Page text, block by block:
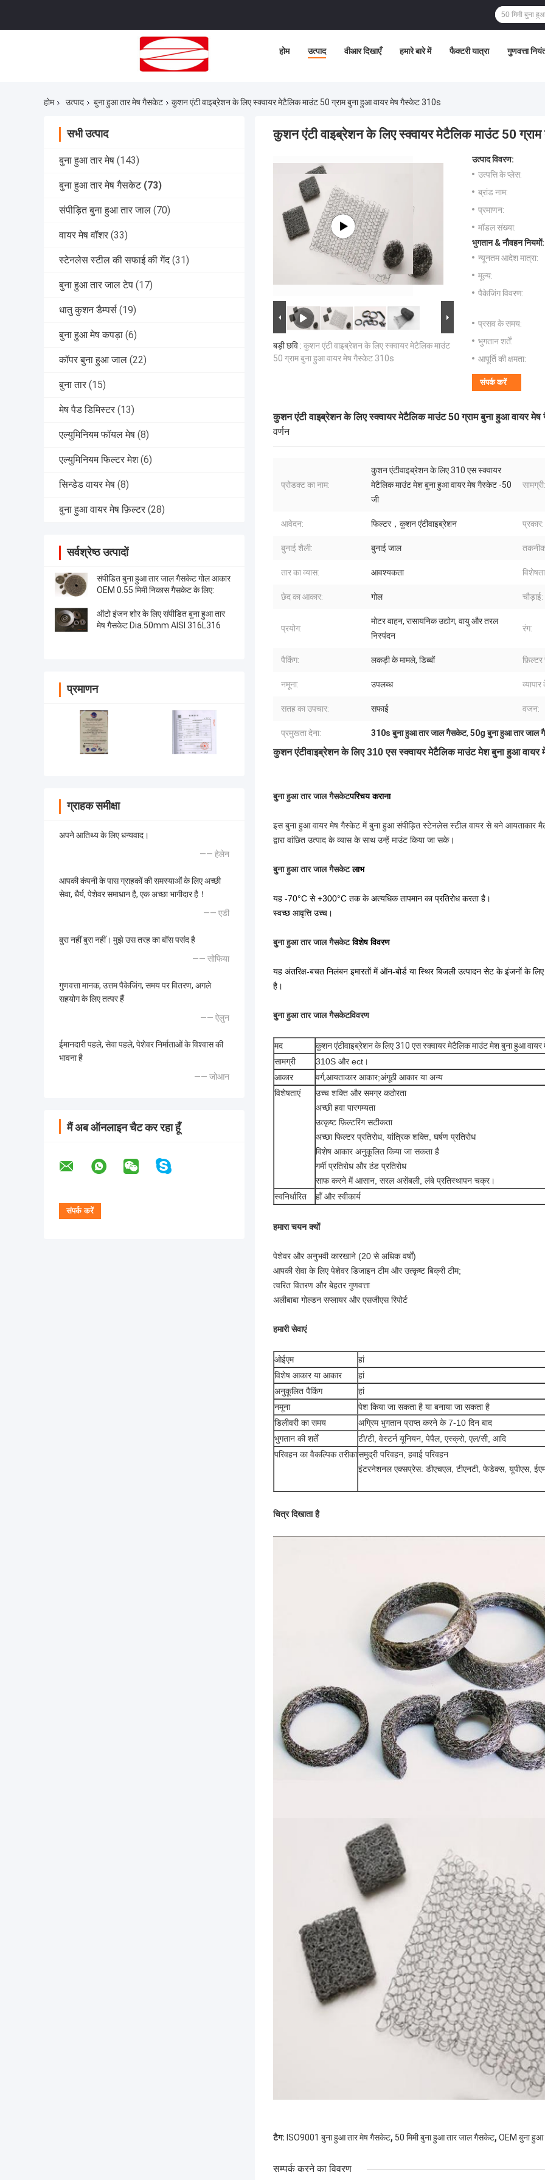
होम उत्पाद वीआर दिखाएँ हमारे बारे में फैक्टरी यात्रा गुणवत्ता
होम उत्पाद बुना हुआ तार मेष गैसकेट कुशन एंटी वाइब्रेशन के लिए स्क्वायर मेटैलिक माउंट 50 ग्राम बुना हुआ वायर मेष गैस्केट 310s
सभी उत्पाद
बुना हुआ तार मेष (143)
बुना हुआ तार मेष गैसकेट (73)
संपीड़ित बुना हुआ तार जाल (70)
वायर मेष वॉशर (33)
स्टेनलेस स्टील की सफाई की गेंद (31)
बुना हुआ तार जाल टेप (17)
धातु कुशन डैम्पर्स (19)
बुना हुआ मेष कपड़ा (6)
कॉपर बुना हुआ जाल (22)
बुना तार (15)
मेष पैड डिमिस्टर (13)
एल्युमिनियम फॉयल मेष (8)
एल्युमिनियम फिल्टर मेश (6)
सिन्डेड वायर मेष (8)
बुना हुआ वायर मेष फ़िल्टर (28)
सर्वश्रेष्ठ उत्पादों
संपीडित बुना हुआ तार जाल गैसकेट गोल आकार
OEM 0.55 मिमी निकास गैसकेट के लिए:
ऑटो इंजन शोर के लिए संपीडित बुना हुआ तार
मेष गैसकेट Dia.50mm AISI 316L316
प्रमाणन
ग्राहक समीक्षा
अपने आतिथ्य के लिए धन्यवाद।
—— हेलेन
आपकी कंपनी के पास ग्राहकों की समस्याओं के लिए अच्छी
सेवा, धैर्य, पेशेवर समाधान है, एक अच्छा भागीदार है！
—— एडी
बुरा नहीं बुरा नहीं। मुझे उस तरह का बॉस पसंद है
—— सोफिया
गुणवत्ता मानक, उत्तम पैकेजिंग, समय पर वितरण, अगले
सहयोग के लिए तत्पर हैं
—— ऐलुन
ईमानदारी पहले, सेवा पहले, पेशेवर निर्माताओं के विश्वास की
भावना है
—— जोआन
मैं अब ऑनलाइन चैट कर रहा हूँ
कुशन एंटी वाइब्रेशन के लिए स्क्वायर मेटैलिक माउंट 50
बड़ी छवि : कुशन एंटी वाइब्रेशन के लिए स्क्वायर मेटैलिक माउंट
50 ग्राम बुना हुआ वायर मेष गैस्केट 310s
उत्पाद विवरण:
उत्पत्ति के प्लेस:
ब्रांड नाम:
प्रमाणन:
मॉडल संख्या:
भुगतान & नौवहन नियमों:
न्यूनतम आदेश मात्रा:
मूल्य:
पैकेजिंग विवरण:
प्रसव के समय:
भुगतान शर्तें:
आपूर्ति की क्षमता:
संपर्क करें
कुशन एंटी वाइब्रेशन के लिए स्क्वायर मेटैलिक माउंट 50 ग्राम बुना हुआ वायर
वर्णन
प्रोडक्ट का नाम:
कुशन एंटीवाइब्रेशन के लिए 310 एस स्क्वायर
मेटैलिक माउंट मेश बुना हुआ वायर मेष गैस्केट -50
जी
सामग्री:
आवेदन: फिल्टर，कुशन एंटीवाइब्रेशन प्रकार:
बुनाई शैली: बुनाई जाल
तार का व्यास: आवश्यकता
छेद का आकार: गोल चौड़ाई:
प्रयोग:
मोटर वाहन, रासायनिक उद्योग, वायु और तरल
निस्पंदन
रंग:
पैकिंग: लकड़ी के मामले, डिब्बों फ़िल्टर
नमूना: उपलब्ध
सतह का उपचार: सफाई वजन:
प्रमुखता देना: 310s बुना हुआ तार जाल गैसकेट, 50g बुना हुआ तार जाल
कुशन एंटीवाइब्रेशन के लिए 310 एस स्क्वायर मेटैलिक माउंट मेश बुना हुआ वायर
बुना हुआ तार जाल गैसकेटपरिचय कराना
इस बुना हुआ वायर मेष गैस्केट में बुना हुआ संपीड़ित स्टेनलेस स्टील वायर से बने आयताकार
द्वारा वांछित उत्पाद के व्यास के साथ उन्हें माउंट किया जा सके।
बुना हुआ तार जाल गैसकेटलाभ
यह -70°C से +300°C तक के अत्यधिक तापमान का प्रतिरोध करता है।
स्वच्छ आवृत्ति उच्च।
बुना हुआ तार जाल गैसकेटविशेष विवरण
यह अंतरिक्ष-बचत निलंबन इमारतों में ऑन-बोर्ड या स्थिर बिजली उत्पादन सेट के इंजनों के
है।
बुना हुआ तार जाल गैसकेटविवरण
मद
कुशन एंटीवाइब्रेशन के लिए 310 एस स्क्वायर मेटैलिक माउंट मेश बुना हुआ
सामग्री
310S और ect।
आकार
वर्ग,आयताकार आकार;अंगूठी आकार या अन्य
विशेषताएं
उच्च शक्ति और समग्र कठोरता
अच्छी हवा पारगम्यता
उत्कृष्ट फ़िल्टरिंग सटीकता
अच्छा फिल्टर प्रतिरोध, यांत्रिक शक्ति, घर्षण प्रतिरोध
विशेष आकार अनुकूलित किया जा सकता है
गर्मी प्रतिरोध और ठंड प्रतिरोध
साफ करने में आसान, सरल असेंबली, लंबे प्रतिस्थापन चक्र।
स्वनिर्धारित
हाँ और स्वीकार्य
हमारा चयन क्यों
पेशेवर और अनुभवी कारखाने (20 से अधिक वर्षों)
आपकी सेवा के लिए पेशेवर डिजाइन टीम और उत्कृष्ट बिक्री टीम;
त्वरित वितरण और बेहतर गुणवत्ता
अलीबाबा गोल्डन सप्लायर और एसजीएस रिपोर्ट
हमारी सेवाएं
ओईएम
हां
विशेष आकार या आकार
हां
अनुकूलित पैकिंग
हां
नमूना
पेश किया जा सकता है या बनाया जा सकता है
डिलीवरी का समय
अग्रिम भुगतान प्राप्त करने के 7-10 दिन बाद
भुगतान की शर्तें
टी/टी, वेस्टर्न यूनियन, पेपैल, एस्क्रो, एल/सी, आदि
परिवहन का वैकल्पिक तरीकासमुद्री परिवहन, हवाई परिवहन
इंटरनेशनल एक्सप्रेस: ​​डीएचएल, टीएनटी, फेडेक्स, यूपीएस,
चित्र दिखाता है
टैग: ISO9001 बुना हुआ तार मेष गैसकेट, 50 मिमी बुना हुआ तार जाल गैसकेट, OEM बुना
सम्पर्क करने का विवरण